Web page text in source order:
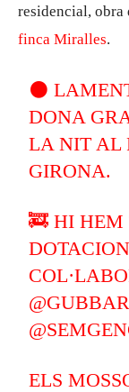
residencial, obra
finca Miralles.
⚫️
DONA
LA NIT AL
GIRONA.
🚒 HI HEM
ELS